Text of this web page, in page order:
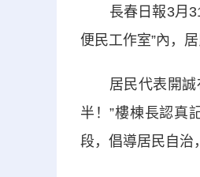
長春日報3月31
便民工作室”內，
居民代表開誠布
半！”樓棟長認真
段，倡導居民自治